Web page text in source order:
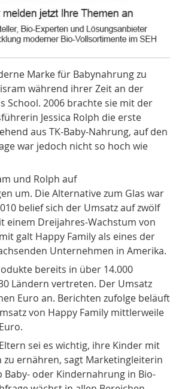
Marke für Babynahrung zu
während ihrer Zeit an der
School. 2006 brachte sie mit der
Jessica Rolph die erste
aus TK-Baby-Nahrung, auf den
war jedoch nicht so hoch wie
und Rolph auf
um. Die Alternative zum Glas war
belief sich der Umsatz auf zwölf
einem Dreijahres-Wachstum von
galt Happy Family als eines der
Unternehmen in Amerika.
bereits in über 14.000
Ländern vertreten. Der Umsatz
Euro an. Berichten zufolge beläuft
von Happy Family mittlerweile
sei es wichtig, ihre Kinder mit
zu ernähren, sagt Marketingleiterin
Baby- oder Kindernahrung in Bio-